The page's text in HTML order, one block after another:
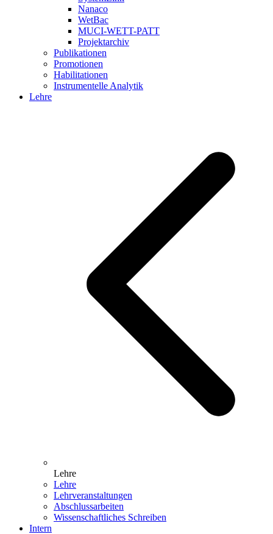
Nanaco
WetBac
MUCI-WETT-PATT
Projektarchiv
Publikationen
Promotionen
Habilitationen
Instrumentelle Analytik
Lehre
Lehre
Lehre
Lehrveranstaltungen
Abschlussarbeiten
Wissenschaftliches Schreiben
Intern